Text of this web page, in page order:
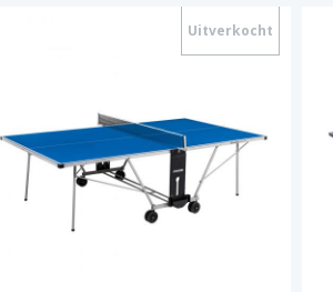
Uitverkocht